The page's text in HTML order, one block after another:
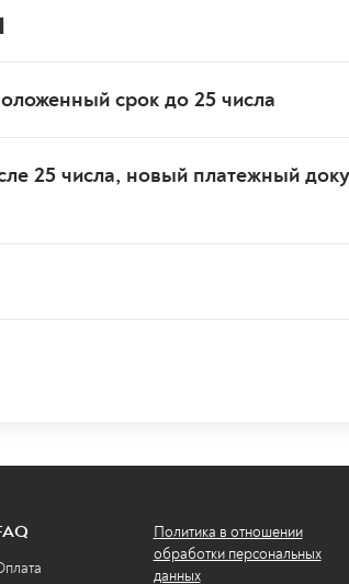
срок до 25 числа
25 числа, новый платежный
Политика в отношении
обработки персональных
данных